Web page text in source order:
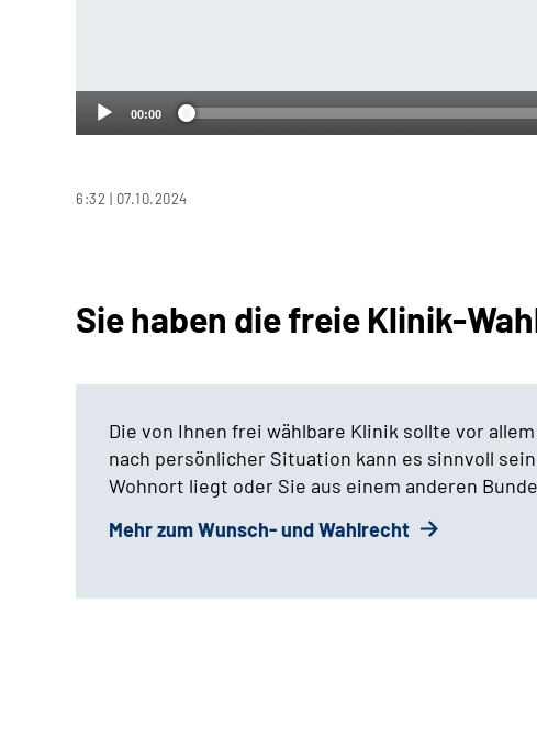
00:00
6:32 | 07.10.2024
Sie haben die freie Klinik-
Die von Ihnen frei wählbare Klinik sollte vor
nach persönlicher Situation kann es sinnvoll
Wohnort liegt oder Sie aus einem anderen
Mehr zum Wunsch- und Wahlrecht